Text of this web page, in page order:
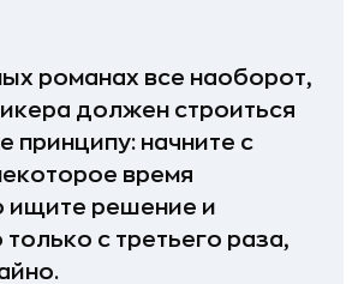
романах все наоборот,
должен строиться
принципу: начните с
время
ищите решение и
только с третьего раза,